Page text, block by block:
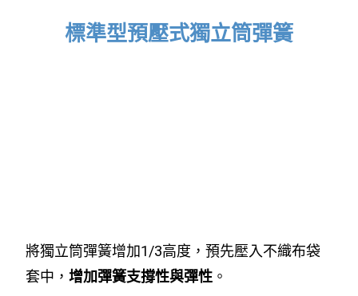
標準型預壓式獨立筒彈簧
將獨立筒彈簧增加1/3高度，預先壓入不織布袋
套中，增加彈簧支撐性與彈性 。